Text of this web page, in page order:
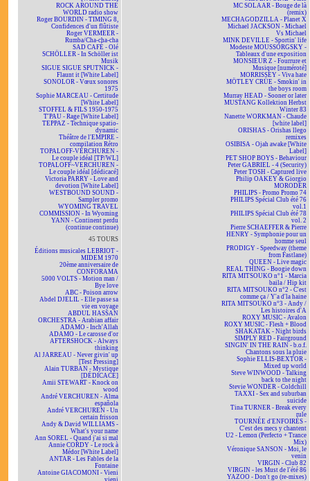
ROCK AROUND THE
WORLD radio show
Roger BOURDIN - TIMING 8,
Confidences d'un flûtiste
Roger VERMEER -
Rumba/Cha-cha-cha
SAD CAFÉ - Olé
SCHÖLLER - In Schöller ist
Musik
SIGUE SIGUE SPUTNICK -
Flaunt it [White Label]
SONOLOR - Vœux sonores
1975
Sophie MARCEAU - Certitude
[White Label]
STOFFEL & FILS 1950-1975
T'PAU - Rage [White Label]
TEPPAZ - Technique spatio-
dynamic
Théâtre de l'EMPIRE -
compilation Rétro
TOPALOFF-VERCHUREN -
Le couple idéal [TP/WL]
TOPALOFF~VERCHUREN -
Le couple idéal [dédicacé]
Victoria PARRY - Love and
devotion [White Label]
WESTBOUND SOUND -
Sampler promo
WYOMING TRAVEL
COMMISSION - In Wyoming
YANN - Continent perdu
(continue continue)
45 TOURS
Éditions musicales LEBRIOT -
MIDEM 1970
20ème anniversaire de
CONFORAMA
5000 VOLTS - Motion man /
Bye love
ABC - Poison arrow
Abdel DJELIL - Elle passe sa
vie en voyage
ABDUL HASSAN
ORCHESTRA - Arabian affair
ADAMO - Inch'Allah
ADAMO - Le carosse d'or
AFTERSHOCK - Always
thinking
Al JARREAU - Never givin' up
[Test Pressing]
Alain TURBAN - Mystique
[DÉDICACÉ]
Amii STEWART - Knock on
wood
André VERCHUREN - Alma
española
André VERCHUREN - Un
certain frisson
Andy & David WILLIAMS -
What's your name
Ann SOREL - Quand j'ai si mal
Annie CORDY - Le rock à
Médor [White Label]
ANTAR - Les Fables de la
Fontaine
Antoine GIACOMONI - Vieni
vieni
MC SOLAAR - Bouge de là
(remix)
MECHAGODZILLA - Planet X
Michael JACKSON - Michael
Vs Michael
MINK DEVILLE - Sportin' life
Modeste MOUSSORGSKY -
Tableaux d'une exposition
MONSIEUR Z - Fourrure et
Musique [numéroté]
MORRISSEY - Viva hate
MÖTLEY CRÜE - Smokin' in
the boys room
Murray HEAD - Sooner or later
MUSTANG Kollektion Herbst
Winter 83
Nanette WORKMAN - Chaude
[white label]
ORISHAS - Orishas llego
remixes
OSIBISA - Ojah awake [White
Label]
PET SHOP BOYS - Behaviour
Peter GABRIEL - 4 (Security)
Peter TOSH - Captured live
Philip OAKEY & Giorgio
MORODER
PHILIPS - Promo Promo 74
PHILIPS Spécial Club été 76
vol.1
PHILIPS Spécial Club été 78
vol. 2
Pierre SCHAEFFER & Pierre
HENRY - Symphonie pour un
homme seul
PRODIGY - Speedway (theme
from Fastlane)
QUEEN - Live magic
REAL THING - Boogie down
RITA MITSOUKO n°1 - Marcia
baila / Hip kit
RITA MITSOUKO n°2 - C'est
comme ça / Y'a d'la haine
RITA MITSOUKO n°3 - Andy /
Les histoires d'A
ROXY MUSIC - Avalon
ROXY MUSIC - Flesh + Blood
SHAKATAK - Night birds
SIMPLY RED - Fairground
SINGIN' IN THE RAIN - b.o.f.
Chantons sous la pluie
Sophie ELLIS-BEXTOR -
Mixed up world
Steve WINWOOD - Talking
back to the night
Stevie WONDER - Coldchill
TAXXI - Sex and suburban
suicide
Tina TURNER - Break every
rule
TOURNÉE d'ENFOIRÉS -
C'est des mecs y chantent
U2 - Lemon (Perfecto + Trance
Mix)
Véronique SANSON - Moi, le
venin
VIRGIN - Club 82
VIRGIN - les Must de l'été 86
YAZOO - Don't go (re-mixes)